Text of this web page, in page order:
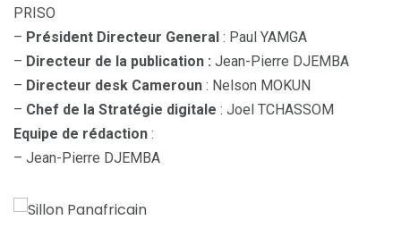
PRISO
– Président Directeur General : Paul YAMGA
– Directeur de la publication : Jean-Pierre DJEMBA
– Directeur desk Cameroun : Nelson MOKUN
– Chef de la Stratégie digitale : Joel TCHASSOM
Equipe de rédaction :
– Jean-Pierre DJEMBA